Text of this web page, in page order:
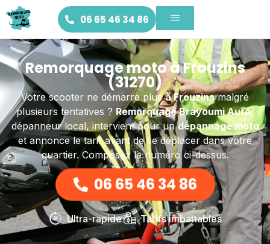
06 65 46 34 86
Remorquage moto à Frouzins
(31270)
Votre scooter ne démarre plusà Frouzinsmalgré
plusieurs tentatives ?Remorquage Brayoumi Auto,
dépanneur local, intervient pour undépannage moto
et annonce le tarif avant de se déplacer dans votre
quartier. Composez le numéro ci-dessus.
06 65 46 34 86
Ultra-rapide Tarifs imbattables